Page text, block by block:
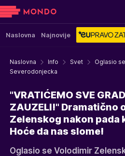
Naslovna Najnovije
Naslovna Info Svet
Oglasio
Severodonjecka
"VRATIĆEMO SVE
ZAUZELI!" Dramatično
Zelenskog nakon pada
Hoće da nas slome!
Oglasio se Volodimir